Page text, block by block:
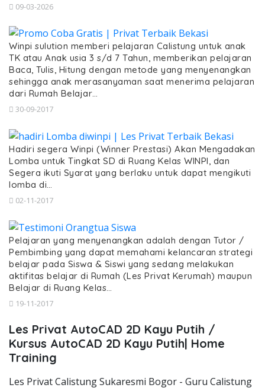
09-03-2026
Winpi sulution memberi pelajaran Calistung untuk anak
TK atau Anak usia 3 s/d 7 Tahun, memberikan pelajaran
Baca, Tulis, Hitung dengan metode yang menyenangkan
sehingga anak merasanyaman saat menerima pelajaran
dari Rumah Belajar…
30-09-2017
Hadiri segera Winpi (Winner Prestasi) Akan Mengadakan
Lomba untuk Tingkat SD di Ruang Kelas WINPI, dan
Segera ikuti Syarat yang berlaku untuk dapat mengikuti
lomba di…
02-11-2017
Pelajaran yang menyenangkan adalah dengan Tutor /
Pembimbing yang dapat memahami kelancaran strategi
belajar pada Siswa & Siswi yang sedang melakukan
aktifitas belajar di Rumah (Les Privat Kerumah) maupun
Belajar di Ruang Kelas…
19-11-2017
Les Privat AutoCAD 2D Kayu Putih /
Kursus AutoCAD 2D Kayu Putih| Home
Training
Les Privat Calistung Sukaresmi Bogor - Guru Calistung